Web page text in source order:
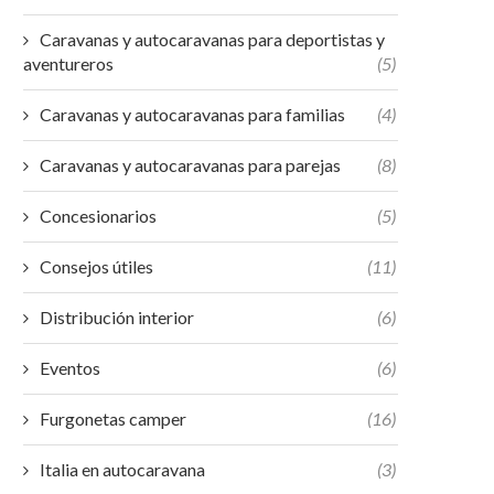
Caravanas y autocaravanas para deportistas y
aventureros
(5)
Caravanas y autocaravanas para familias (4)
Caravanas y autocaravanas para parejas (8)
Concesionarios (5)
Consejos útiles (11)
Distribución interior (6)
Eventos (6)
Furgonetas camper (16)
Italia en autocaravana (3)